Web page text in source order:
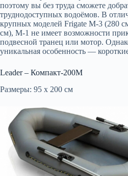
поэтому вы без труда сможете
труднодоступных водоёмов. В
крупных моделей Frigate M-3 (280
см), M-1 не имеет возможности
подвесной транец или мотор.
уникальная особенность —
Leader – Компакт-200М
Размеры: 95 х 200 см